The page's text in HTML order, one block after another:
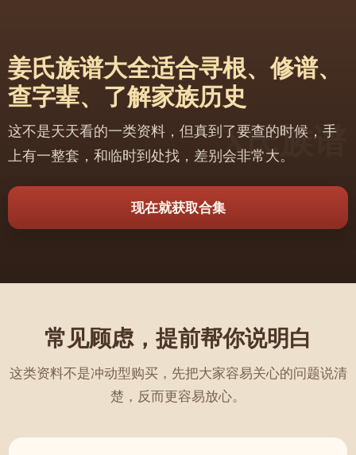
重视德行与传承，历代多出贤士名臣，在政治、军事与文
化领域均有建树。无论是上古炎帝的开创之功，还是姜子
牙辅周灭商的历史功绩，都使姜姓在中华姓氏文化中占据
一种文明传承的象征，见证了中国从远古部落到王朝国家
的发展历程。
姜氏族谱大全适合寻根、修谱、
查字辈、了解家族历史
这不是天天看的一类资料，但真到了要查的时候，手
上有一整套，和临时到处找，差别会非常大。
现在就获取合集
常见顾虑，提前帮你说明白
这类资料不是冲动型购买，先把大家容易关心的问题说清
楚，反而更容易放心。